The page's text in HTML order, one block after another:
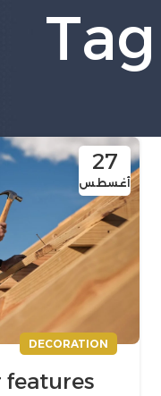
27
أغسطس
DECORATION
features